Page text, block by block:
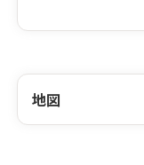
地図